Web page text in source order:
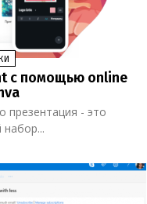
с помощью online
- это